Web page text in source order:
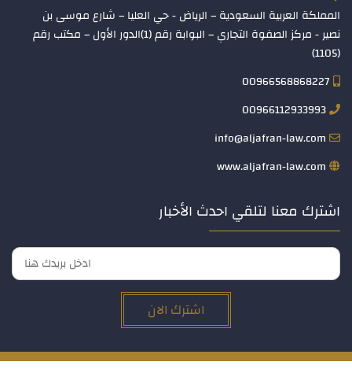
المملكة العربية السعودية – الرياض - حي العليا – شارع موسى بن
نصير - مركز الصفوة التجاري – البوابة رقم (1)الدور الأول – مكتب رقم
(1105)
00966568868227
00966112933993
info@aljafran-law.com
www.aljafran-law.com
اشترك معنا لتلقي احدث الأخبار
اشترك الان